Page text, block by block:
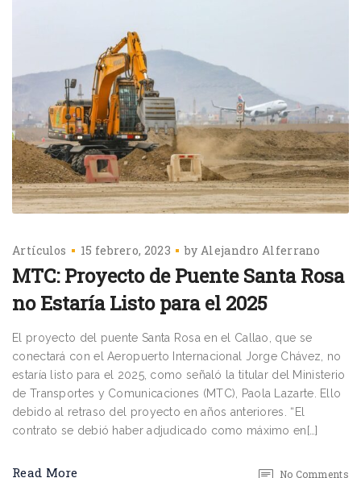
Artículos 15 febrero, 2023 byAlejandro Alferrano
MTC: Proyecto de Puente Santa Rosa
no Estaría Listo para el 2025
El proyecto del puente Santa Rosa en el Callao, que se
conectará con el Aeropuerto Internacional Jorge Chávez, no
estaría listo para el 2025, como señaló la titular del Ministerio
de Transportes y Comunicaciones (MTC), Paola Lazarte. Ello
debido al retraso del proyecto en años anteriores. “El
contrato se debió haber adjudicado como máximo en[…]
Read More No Comments